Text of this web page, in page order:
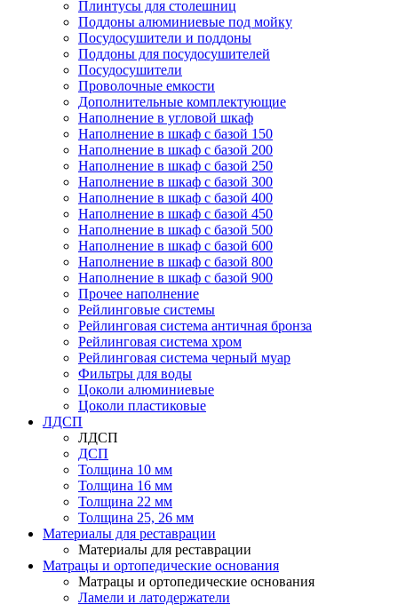
Плинтусы для столешниц
Поддоны алюминиевые под мойку
Посудосушители и поддоны
Поддоны для посудосушителей
Посудосушители
Проволочные емкости
Дополнительные комплектующие
Наполнение в угловой шкаф
Наполнение в шкаф с базой 150
Наполнение в шкаф с базой 200
Наполнение в шкаф с базой 250
Наполнение в шкаф с базой 300
Наполнение в шкаф с базой 400
Наполнение в шкаф с базой 450
Наполнение в шкаф с базой 500
Наполнение в шкаф с базой 600
Наполнение в шкаф с базой 800
Наполнение в шкаф с базой 900
Прочее наполнение
Рейлинговые системы
Рейлинговая система античная бронза
Рейлинговая система хром
Рейлинговая система черный муар
Фильтры для воды
Цоколи алюминиевые
Цоколи пластиковые
ЛДСП
ЛДСП
ДСП
Толщина 10 мм
Толщина 16 мм
Толщина 22 мм
Толщина 25, 26 мм
Материалы для реставрации
Материалы для реставрации
Матрацы и ортопедические основания
Матрацы и ортопедические основания
Ламели и латодержатели